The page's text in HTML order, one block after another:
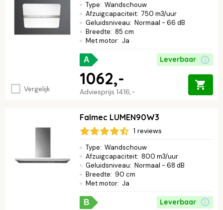
Vergelijk
Type: Wandschouw
Afzuigcapaciteit: 750 m3/uur
Geluidsniveau: Normaal - 66 dB
Breedte: 85 cm
Met motor: Ja
A Leverbaar
Adviesprijs 1416,-
1062,-
Falmec LUMEN90W3
1 reviews
Type: Wandschouw
Afzuigcapaciteit: 800 m3/uur
Geluidsniveau: Normaal - 68 dB
Breedte: 90 cm
Met motor: Ja
B Leverbaar